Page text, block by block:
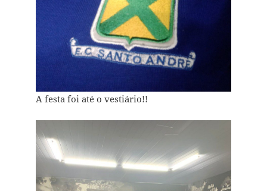
A festa foi até o vestiário!!